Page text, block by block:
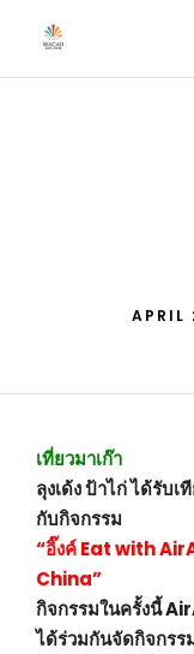
APRIL
เที่ยวมาเก๊า
ลุงเด้ง ป้าไก่ ได้รับ
กับกิจกรรม
“อิ๊งค์ Eat with
China”
กิจกรรมในครั้งนี้
ได้ร่วมกันจัดกิจกร